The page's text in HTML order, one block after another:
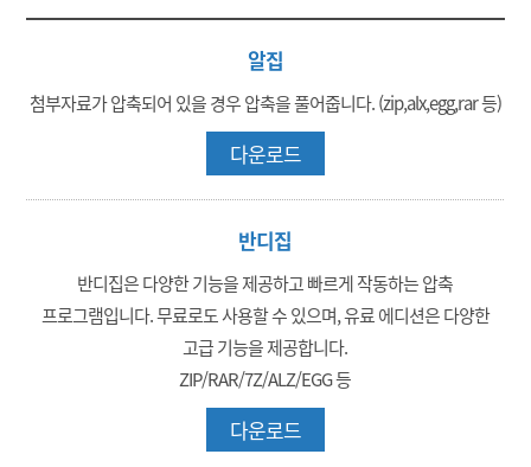
알집
첨부자료가 압축되어 있을 경우 압축을 풀어줍니다. (zip,alx,egg,rar 등)
다운로드
반디집
반디집은 다양한 기능을 제공하고 빠르게 작동하는 압축
프로그램입니다. 무료로도 사용할 수 있으며, 유료 에디션은 다양한
고급 기능을 제공합니다.
ZIP/RAR/7Z/ALZ/EGG 등
다운로드